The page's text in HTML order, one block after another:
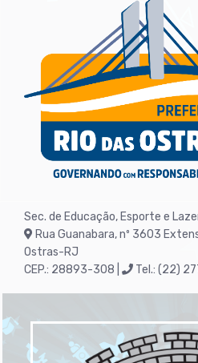
Sec. de Educação, Esporte e
Rua Guanabara, nº 3603
Ostras-RJ
CEP.: 28893-308 |
Tel.: (22)